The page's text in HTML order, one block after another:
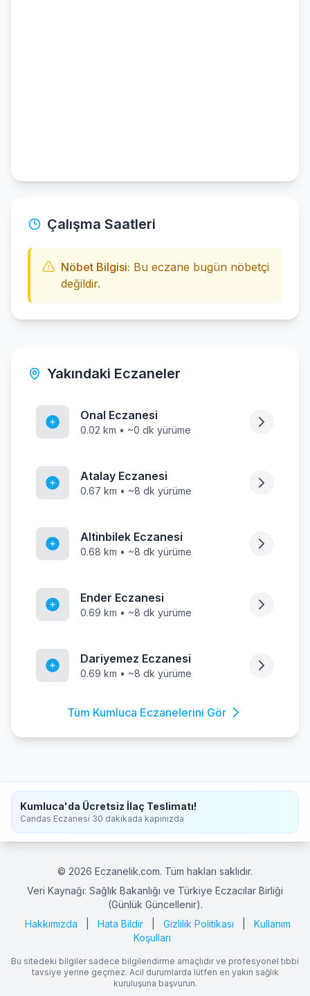
Çalışma Saatleri
Nöbet Bilgisi: Bu eczane bugün nöbetçi
değildir.
Yakındaki Eczaneler
Onal Eczanesi
0.02 km • ~0 dk yürüme
Atalay Eczanesi
0.67 km • ~8 dk yürüme
Altinbilek Eczanesi
0.68 km • ~8 dk yürüme
Ender Eczanesi
0.69 km • ~8 dk yürüme
Dariyemez Eczanesi
0.69 km • ~8 dk yürüme
Tüm Kumluca Eczanelerini Gör
Kumluca'da Ücretsiz İlaç Teslimatı!
Candas Eczanesi 30 dakikada kapınızda
© 2026 Eczanelik.com. Tüm hakları saklıdır.
Veri Kaynağı: Sağlık Bakanlığı ve Türkiye Eczacılar Birliği
(Günlük Güncellenir).
Hakkımızda
Hata Bildir Gizlilik Politikası
Kullanım
Koşulları
Bu sitedeki bilgiler sadece bilgilendirme amaçlıdır ve profesyonel tıbbi
tavsiye yerine geçmez. Acil durumlarda lütfen en yakın sağlık
kuruluşuna başvurun.